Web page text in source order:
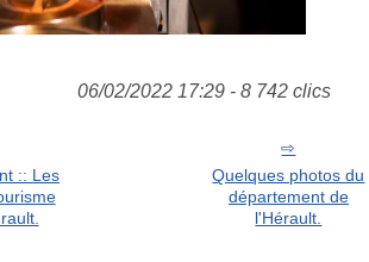
06/02/2022 17:29 - 8 742 clics
:: Les
Quelques photos du
département de
l'Hérault.